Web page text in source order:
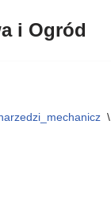
i Ogród
\